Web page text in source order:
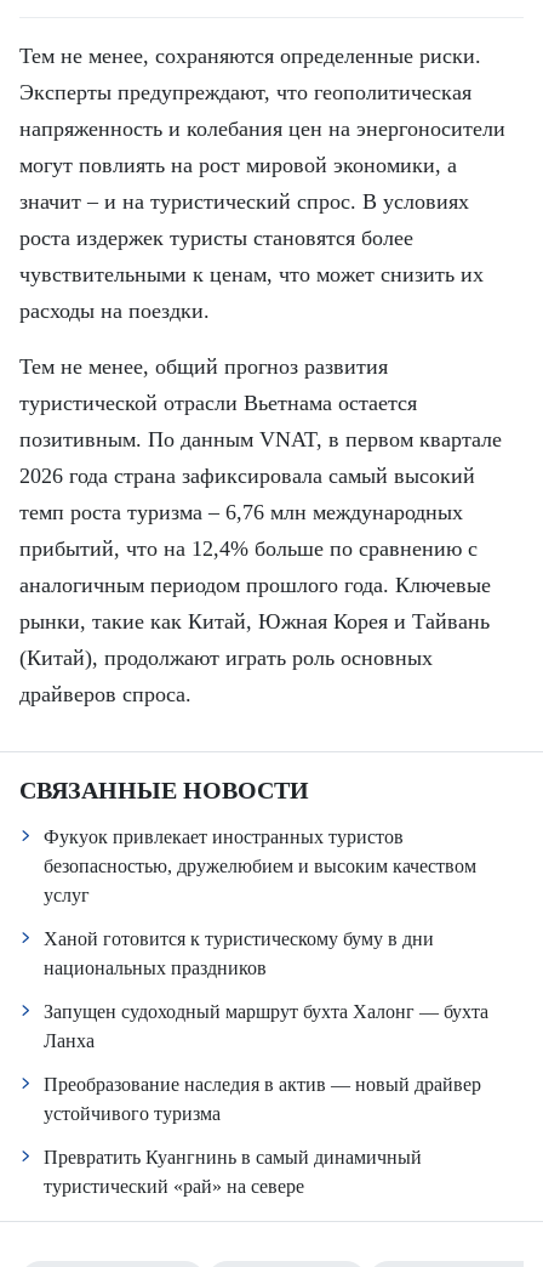
Тем не менее, сохраняются определенные риски.
Эксперты предупреждают, что геополитическая
напряженность и колебания цен на энергоносители
могут повлиять на рост мировой экономики, а
значит – и на туристический спрос. В условиях
роста издержек туристы становятся более
чувствительными к ценам, что может снизить их
расходы на поездки.
Тем не менее, общий прогноз развития
туристической отрасли Вьетнама остается
позитивным. По данным VNAT, в первом квартале
2026 года страна зафиксировала самый высокий
темп роста туризма – 6,76 млн международных
прибытий, что на 12,4% больше по сравнению с
аналогичным периодом прошлого года. Ключевые
рынки, такие как Китай, Южная Корея и Тайвань
(Китай), продолжают играть роль основных
драйверов спроса.
СВЯЗАННЫЕ НОВОСТИ
Фукуок привлекает иностранных туристов
безопасностью, дружелюбием и высоким качеством
услуг
Ханой готовится к туристическому буму в дни
национальных праздников
Запущен судоходный маршрут бухта Халонг — бухта
Ланха
Преобразование наследия в актив — новый драйвер
устойчивого туризма
Превратить Куангнинь в самый динамичный
туристический «рай» на севере